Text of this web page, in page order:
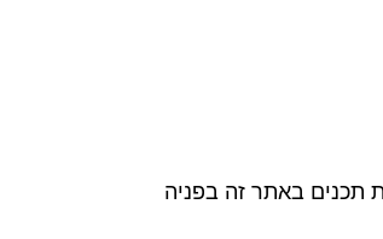
תכנים באתר זה בפניה